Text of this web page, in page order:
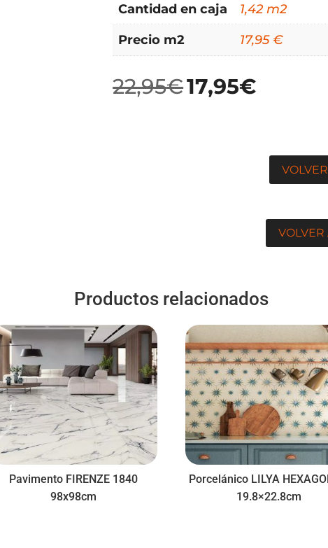
Cantidad en caja
1,42 m2
Precio m2
17,95 €
22,95€ El
17,95€El
17,95€.
Productos relacionados
Pavimento FIRENZE 1840
98x98cm
Porcelánico LILYA
19.8×22.8cm